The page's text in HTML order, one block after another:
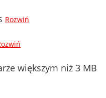
Rozwiń
większym niż 3 MB